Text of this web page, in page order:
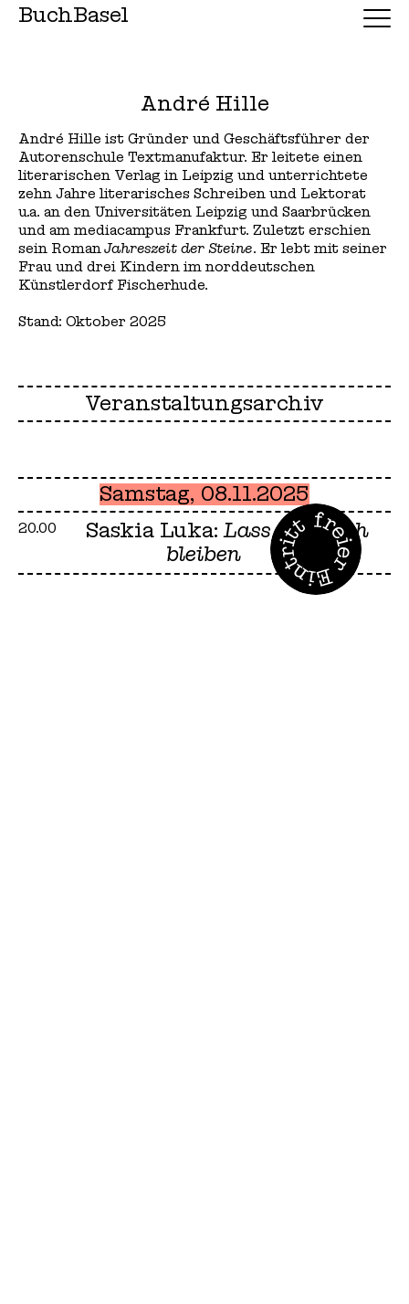
BuchBasel
André Hille
André Hille ist Gründer und Geschäftsführer der
Autorenschule Textmanufaktur. Er leitete einen
literarischen Verlag in Leipzig und unterrichtete
zehn Jahre literarisches Schreiben und Lektorat
u.a. an den Universitäten Leipzig und Saarbrücken
und am mediacampus Frankfurt. Zuletzt erschien
sein RomanJahreszeit der Steine. Er lebt mit seiner
Frau und drei Kindern im norddeutschen
Künstlerdorf Fischerhude.
Stand: Oktober 2025
Veranstaltungsarchiv
Samstag, 08.11.2025
20.00 Saskia Luka:Lass uns noch
bleiben